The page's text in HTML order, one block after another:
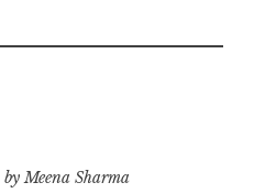
byMeena Sharma